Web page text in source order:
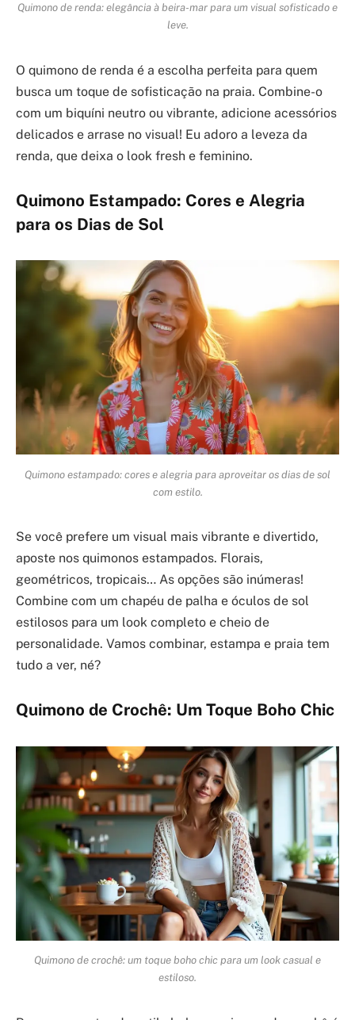
Quimono de renda: elegância à beira-mar para um visual sofisticado e
leve.
O quimono de renda é a escolha perfeita para quem
busca um toque de sofisticação na praia. Combine-o
com um biquíni neutro ou vibrante, adicione acessórios
delicados e arrase no visual! Eu adoro a leveza da
renda, que deixa o look fresh e feminino.
Quimono Estampado: Cores e Alegria
para os Dias de Sol
Quimono estampado: cores e alegria para aproveitar os dias de sol
com estilo.
Se você prefere um visual mais vibrante e divertido,
aposte nos quimonos estampados. Florais,
geométricos, tropicais… As opções são inúmeras!
Combine com um chapéu de palha e óculos de sol
estilosos para um look completo e cheio de
personalidade. Vamos combinar, estampa e praia tem
tudo a ver, né?
Quimono de Crochê: Um Toque Boho Chic
Quimono de crochê: um toque boho chic para um look casual e
estiloso.